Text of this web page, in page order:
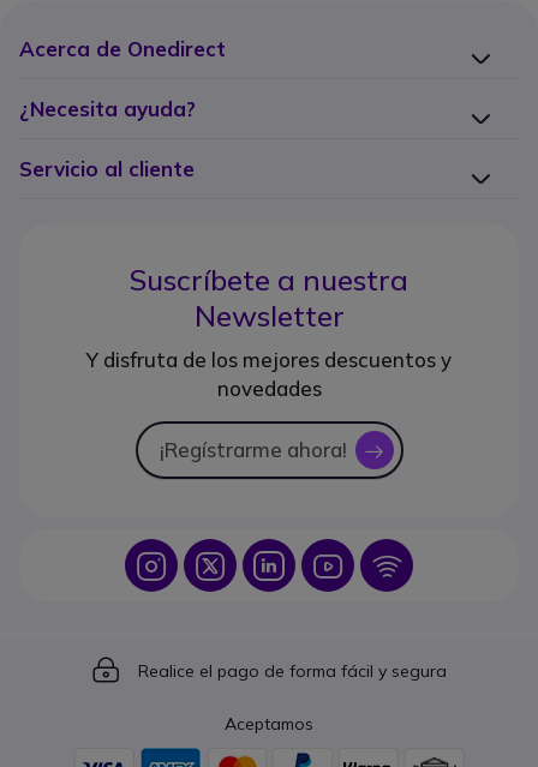
Acerca de Onedirect
¿Necesita ayuda?
Servicio al cliente
Suscríbete a nuestra
Newsletter
Y disfruta de los mejores descuentos y
novedades
¡Regístrarme ahora! icon
Icon IconIcon Icon Icon
Icon
Realice el pago de forma fácil y segura
Aceptamos